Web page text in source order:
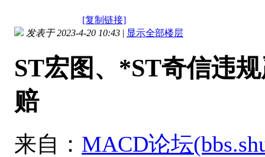
[复制链接]
发表于 2023-4-20 10:43 | 显示全部楼层
ST宏图、*ST奇信违
赔
来自： MACD论坛